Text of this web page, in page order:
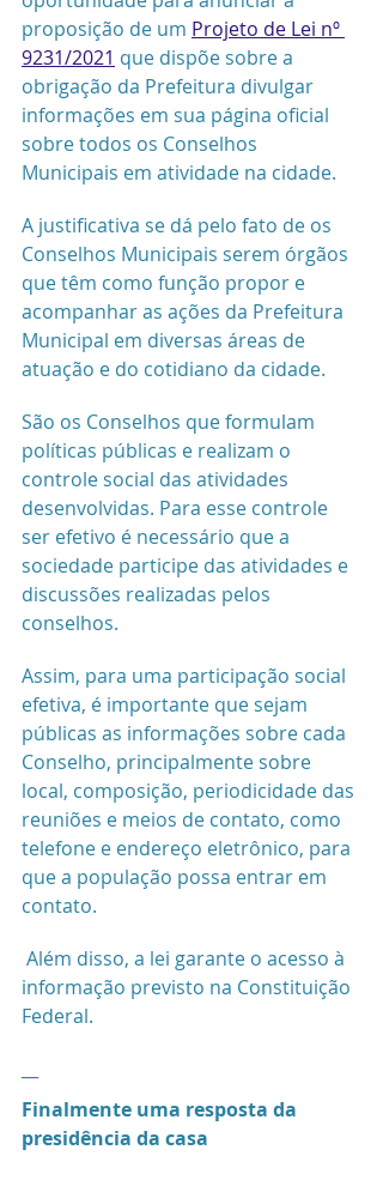
proposição de um Projeto de Lei nº
9231/2021 que dispõe sobre a
obrigação da Prefeitura divulgar
informações em sua página oficial
sobre todos os Conselhos
Municipais em atividade na cidade.
A justificativa se dá pelo fato de os
Conselhos Municipais serem órgãos
que têm como função propor e
acompanhar as ações da Prefeitura
Municipal em diversas áreas de
atuação e do cotidiano da cidade.
São os Conselhos que formulam
políticas públicas e realizam o
controle social das atividades
desenvolvidas. Para esse controle
ser efetivo é necessário que a
sociedade participe das atividades e
discussões realizadas pelos
conselhos.
Assim, para uma participação social
efetiva, é importante que sejam
públicas as informações sobre cada
Conselho, principalmente sobre
local, composição, periodicidade das
reuniões e meios de contato, como
telefone e endereço eletrônico, para
que a população possa entrar em
contato.
informação previsto na Constituição
Federal.
Finalmente uma resposta da
presidência da casa